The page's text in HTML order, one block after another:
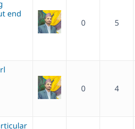
end
0 5
0 4